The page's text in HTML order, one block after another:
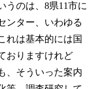
のは、8県11市に
ンター、いわゆる
れは基本的には国
おりますけれど
、そういった案内